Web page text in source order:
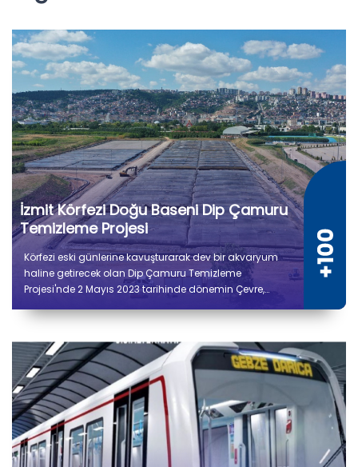
İzmit Körfezi Doğu Baseni Dip Çamuru
Temizleme Projesi
Körfezi eski günlerine kavuşturarak dev bir akvaryum
haline getirecek olan Dip Çamuru Temizleme
Projesi'nde 2 Mayıs 2023 tarihinde dönemin Çevre,
katılımıyla ilk çamur çekimi gerçekleştirildi.